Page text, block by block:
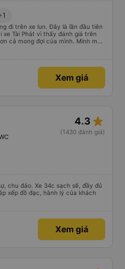
đi trên xe lun. Đây là lần đầu tiên
xe Tài Phát vì thấy đánh giá trên
cả mong đợi của mình. Mình mua
của nhà xe phải nói là siêu nhiệt
vali giùm tụi mình. Trên xe thì
chuẩn bị cả thuốc say xe, dép,
là phải chấm nhà xe 10 sao mới
Xem giá
4.3 star_rate
(1430 đánh giá)
chu đáo. Xe 34c sạch sẽ, đầy đủ
xếp đồ đạc, hành lý của khách
Xem giá